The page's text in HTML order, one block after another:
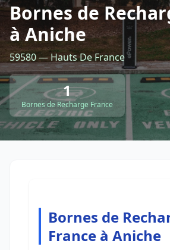
Bornes de
à Aniche
59580 — Hauts De France
1
Bornes de Recharge France
Bornes de
France à Aniche